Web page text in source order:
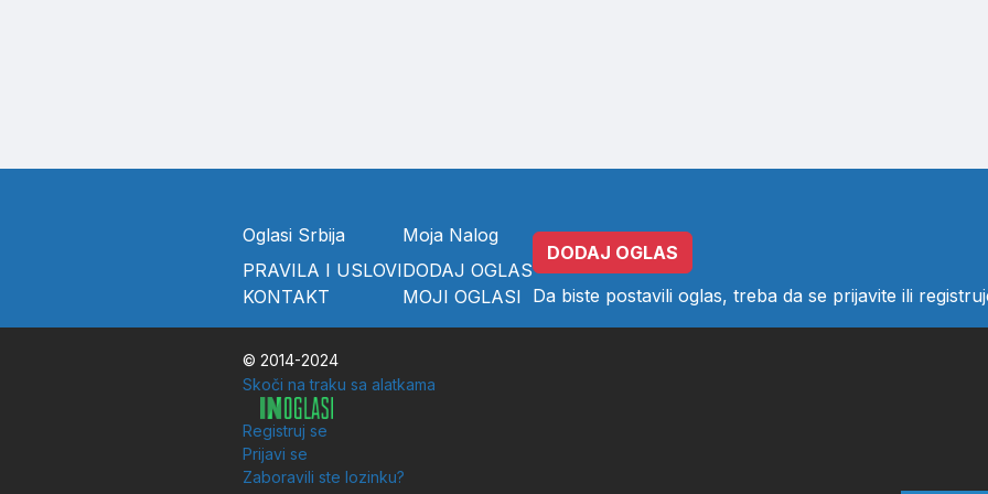
Oglasi Srbija
PRAVILA I USLOVI
KONTAKT
Moja Nalog
DODAJ OGLAS
MOJI OGLASI
DODAJ OGLAS
Da biste postavili oglas, treba da se prijavite ili
© 2014-2024
Skoči na traku sa alatkama
Registruj se
Prijavi se
Zaboravili ste lozinku?